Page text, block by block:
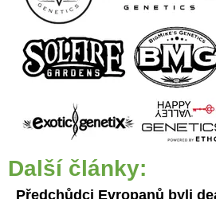
Další články:
Předchůdci Evropanů byli